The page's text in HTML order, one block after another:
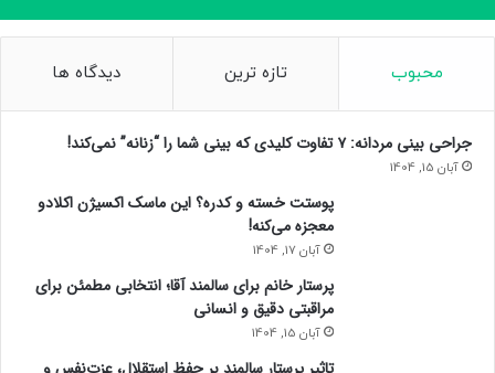
محبوب تازه ترین دیدگاه ها
جراحی بینی مردانه: ۷ تفاوت کلیدی که بینی شما را “زنانه” نمی‌کند!
آبان 15, 1404
پوستت خسته و کدره؟ این ماسک اکسیژن اکلادو
معجزه می‌کنه!
آبان 17, 1404
پرستار خانم برای سالمند آقا؛ انتخابی مطمئن برای
مراقبتی دقیق و انسانی
آبان 15, 1404